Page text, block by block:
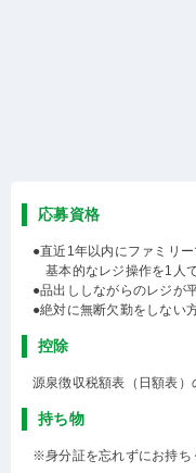
応募資格
●直近1年以内にファミリ
基本的なレジ操作を1人
●品出ししながらのレジが
●絶対に無断欠勤をしない
控除
源泉徴収税額表（日額表）
持ち物
※身分証を忘れずにお持ち